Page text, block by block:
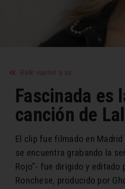
Reik vuelve a su esencia para enamorarnos y hacernos reflexionar en ‘Pero te conocí’
Fascinada es
canción de
El clip fue filmado en
se encuentra grabando la
Rojo”- fue dirigido y editado
Ronchese, producido por